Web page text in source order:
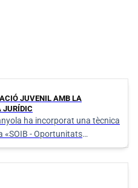
JUVENIL AMB LA
JURÍDIC
ha incorporat una tècnica
«SOIB - Oportunitats
Qualificades en Entitats